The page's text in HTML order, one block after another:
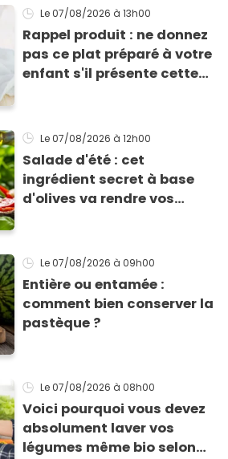
Le 07/08/2026 à 13h00
Rappel produit : ne donnez
pas ce plat préparé à votre
enfant s'il présente cette
Le 07/08/2026 à 12h00
Salade d'été : cet
ingrédient secret à base
d'olives va rendre vos
Le 07/08/2026 à 09h00
Entière ou entamée :
comment bien conserver la
pastèque ?
Le 07/08/2026 à 08h00
Voici pourquoi vous devez
absolument laver vos
légumes même bio selon